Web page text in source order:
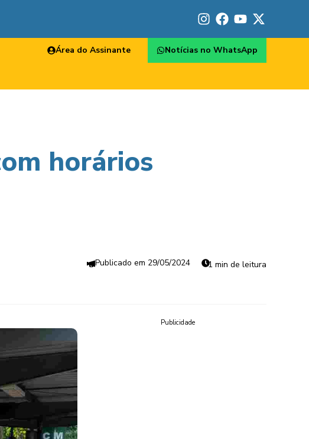
Área do Assinante Notícias no WhatsApp
horários
29/05/2024 1 min de leitura
Publicidade